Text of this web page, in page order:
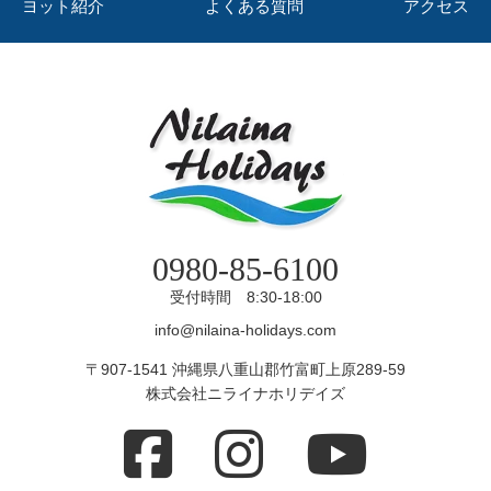
ヨット紹介 よくある質問 アクセス
0980-85-6100
受付時間 8:30-18:00
info@nilaina-holidays.com
〒907-1541 沖縄県八重山郡竹富町上原289-59
株式会社ニライナホリデイズ